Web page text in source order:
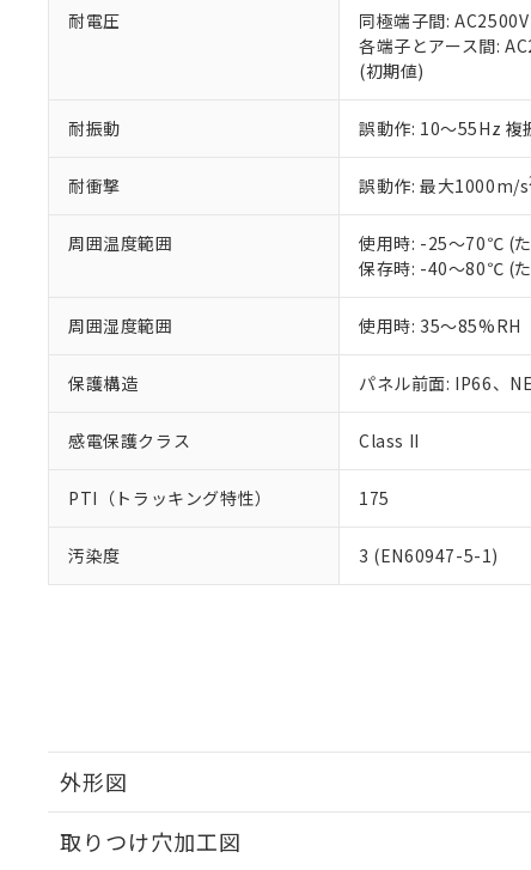
耐電圧
同極端子間:
各端子とアース間:
(初期値)
耐振動 誤動作: 10～55Hz
耐衝撃 誤動作: 最大1000m/s
周囲温度範囲
使用時: -25～70℃ (
保存時: -40～80℃ (
周囲湿度範囲 使用時: 35～85%RH
保護構造 パネル前面: IP66、
感電保護クラス Class II
PTI（トラッキング特性） 175
汚染度 3 (EN60947-5-1)
外形図
取りつけ穴加工図
さい。
※当社の共
下記の非含有証明
EU RoHS指令（
51物質の非含有
※本証明書は発行
また、RoHS指令
混在することから
り割愛しておりま